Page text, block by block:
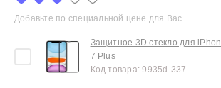
Добавьте по специальной цене для Вас
Защитное 3D стекло для
7 Plus
Код товара:9935d-337